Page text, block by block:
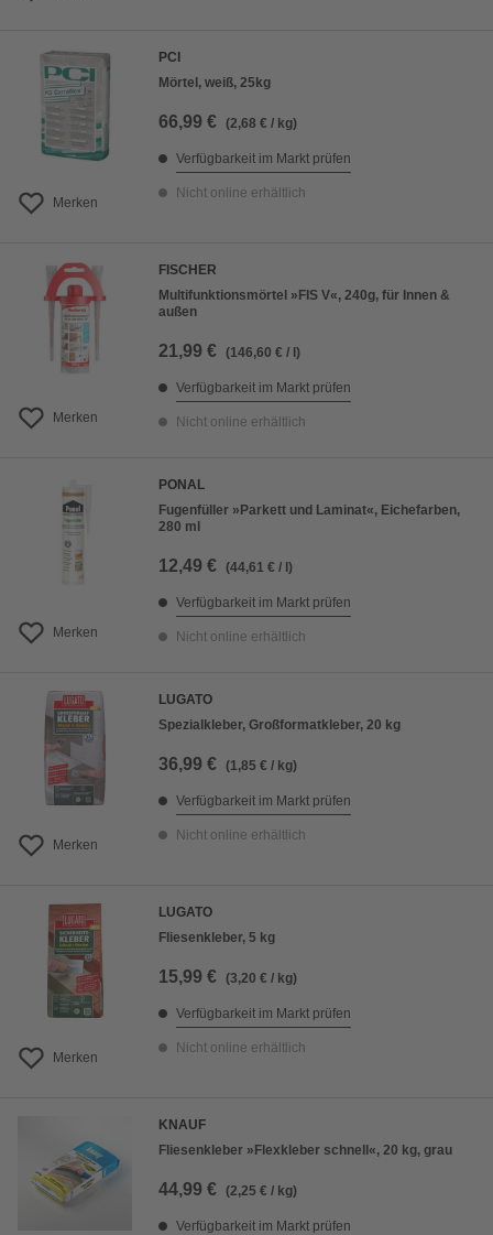
Merken
PCI
Mörtel, weiß, 25kg
66,99 € (2,68 € / kg)
Verfügbarkeit im Markt prüfen
Nicht online erhältlich
Merken
FISCHER
Multifunktionsmörtel »FIS V«, 240g, für Innen &
außen
21,99 € (146,60 € / l)
Verfügbarkeit im Markt prüfen
Nicht online erhältlich
Merken
PONAL
Fugenfüller »Parkett und Laminat«, Eichefarben,
280 ml
12,49 € (44,61 € / l)
Verfügbarkeit im Markt prüfen
Nicht online erhältlich
Merken
LUGATO
Spezialkleber, Großformatkleber, 20 kg
36,99 € (1,85 € / kg)
Verfügbarkeit im Markt prüfen
Nicht online erhältlich
Merken
LUGATO
Fliesenkleber, 5 kg
15,99 € (3,20 € / kg)
Verfügbarkeit im Markt prüfen
Nicht online erhältlich
KNAUF
Fliesenkleber »Flexkleber schnell«, 20 kg, grau
44,99 € (2,25 € / kg)
Verfügbarkeit im Markt prüfen